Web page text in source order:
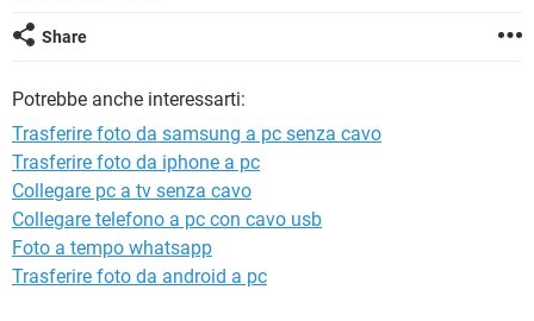
Share
Potrebbe anche interessarti:
Trasferire foto da samsung a pc senza cavo
Trasferire foto da iphone a pc
Collegare pc a tv senza cavo
Collegare telefono a pc con cavo usb
Foto a tempo whatsapp
Trasferire foto da android a pc